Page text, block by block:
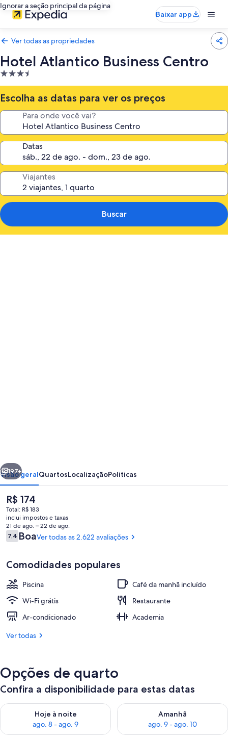
Ignorar a seção principal da página
Baixar app
Ver todas as propriedades
Hotel Atlantico Business Centro
Propriedade
3.5
estrelas
Escolha as datas para ver os preços
Para onde você vai?
Datas
Viajantes
Buscar
Piscina externa
Próximo
197+
Visão geralQuartosLocalizaçãoPolíticas
O
preço
atual
é
R$ 174
R$ 174
Total: R$ 183
inclui impostos e taxas
21 de ago. – 22 de ago.
Avaliações
7,47,4 de 10
BoaVer todas as 2.622 avaliações
Comodidades populares
Piscina
Café da manhã incluído
Wi-Fi grátis
Restaurante
Ar-condicionado
Academia
Ver todas
Opções de quarto
Confira a disponibilidade para estas datas
Hoje à noite
ago. 8 - ago. 9
Verifica a disponibilidade para esta noite, ago. 8 - ago. 9
Amanhã
ago. 9 - ago. 10
Verifica a disponibilidade